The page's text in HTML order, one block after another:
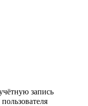
запись